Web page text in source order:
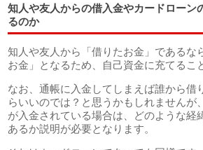
知人や友人からの借入金やカードローン
るのか
知人や友人から「借りたお金」であるな
お金」となるため、自己資金に充てるこ
なお、通帳に入金してしまえば誰から借
らいいのでは？と思うかもしれませんが
が入金されている場合は、どのような経
あるか説明が必要となります。